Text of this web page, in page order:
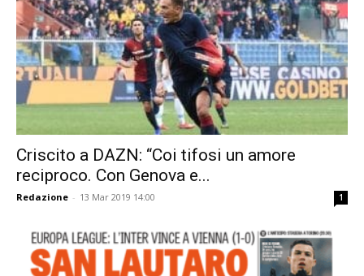
Criscito a DAZN: “Coi tifosi un amore
reciproco. Con Genova e...
Redazione - 13 Mar 2019 14:00 1